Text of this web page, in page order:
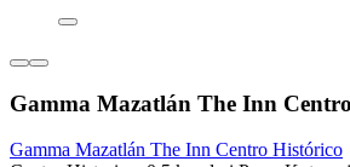
Gamma Mazatlán The Inn
Gamma Mazatlán The Inn Centro Histórico